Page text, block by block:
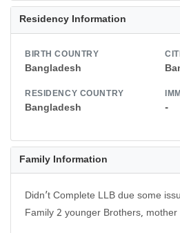
Residency Information
BIRTH COUNTRY
Bangladesh
RESIDENCY COUNTRY
Bangladesh -
Family Information
Didn’t Complete LLB due some
Family 2 younger Brothers, mother